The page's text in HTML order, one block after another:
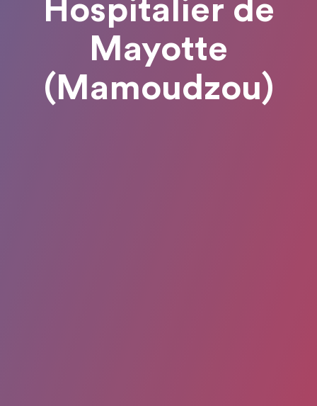
Hospitalier de
Mayotte
(Mamoudzou)